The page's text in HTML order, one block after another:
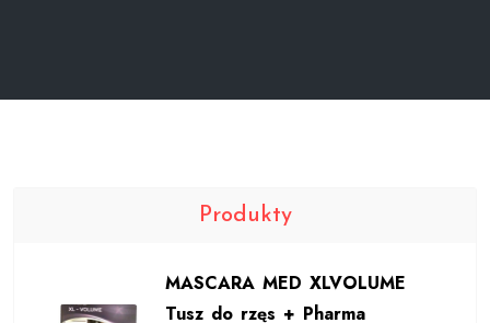
Produkty
MASCARA MED XLVOLUME
Tusz do rzęs + Pharma